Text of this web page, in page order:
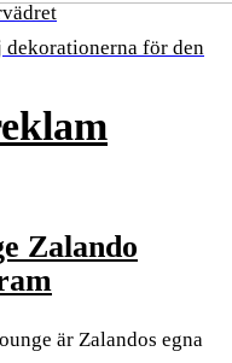
för den
Zalando
är Zalandos egna